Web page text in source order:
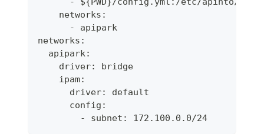
    networks:
      - apipark
networks:
  apipark:
    driver: bridge
    ipam:
      driver: default
      config:
        - subnet: 172.100.0.0/24